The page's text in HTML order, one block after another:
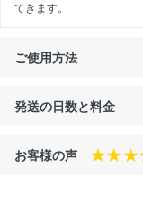
てきます。
ご使用方法
発送の日数と料金
お客様の声